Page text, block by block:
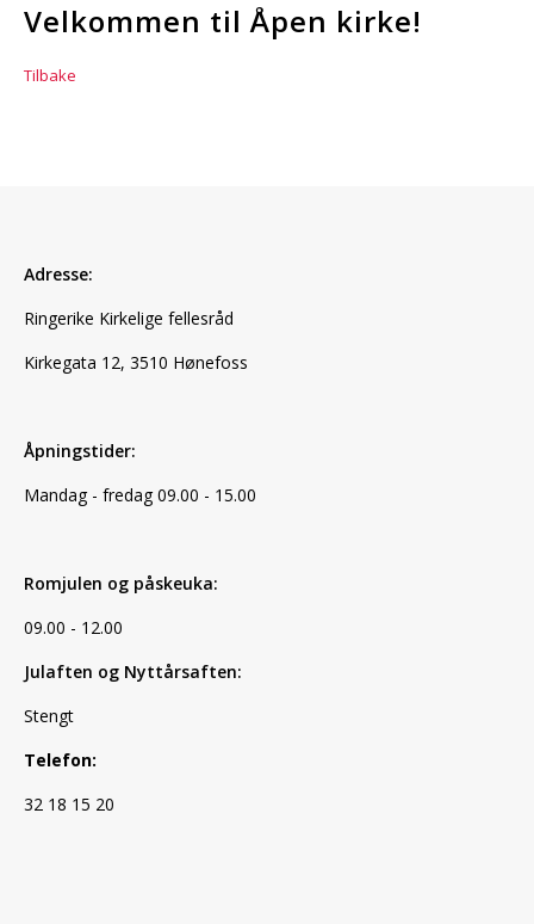
Velkommen til Åpen kirke!
Tilbake
Adresse:
Ringerike Kirkelige fellesråd
Kirkegata 12, 3510 Hønefoss
Åpningstider:
Mandag - fredag 09.00 - 15.00
Romjulen og påskeuka:
09.00 - 12.00
Julaften og Nyttårsaften:
Stengt
Telefon:
32 18 15 20